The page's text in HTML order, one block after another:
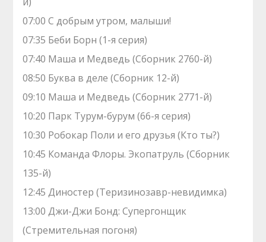
07:00 С добрым утром, малыши!
07:35 Беби Борн (1-я серия)
07:40 Маша и Медведь (Сборник 2760-й)
08:50 Буква в деле (Сборник 12-й)
09:10 Маша и Медведь (Сборник 2771-й)
10:20 Парк Турум-бурум (66-я серия)
10:30 Робокар Поли и его друзья (Кто ты?)
10:45 Команда Флоры. Экопатруль (Сборник
135-й)
12:45 Диностер (Теризинозавр-невидимка)
13:00 Джи-Джи Бонд: Супергонщик
(Стремительная погоня)